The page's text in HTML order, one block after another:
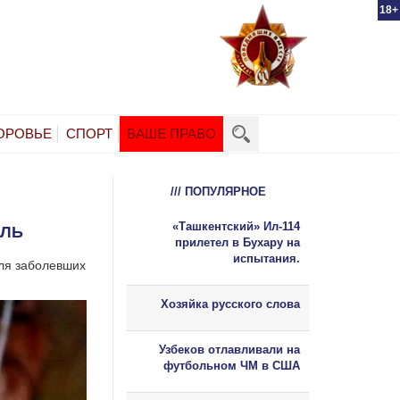
18+
СПОРТ ВАШЕ ПРАВО
заболевших
/// ПОПУЛЯРНОЕ
«Ташкентский» Ил-114
прилетел в Бухару на
испытания.
Хозяйка русского слова
Узбеков отлавливали на
футбольном ЧМ в США